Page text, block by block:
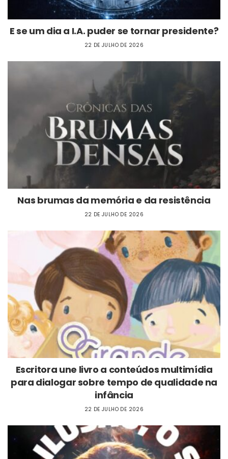
E se um dia a I.A. puder se tornar presidente?
22 DE JULHO DE 2026
Nas brumas da memória e da resistência
22 DE JULHO DE 2026
Escritora une livro a conteúdos multimídia
para dialogar sobre tempo de qualidade na
infância
22 DE JULHO DE 2026